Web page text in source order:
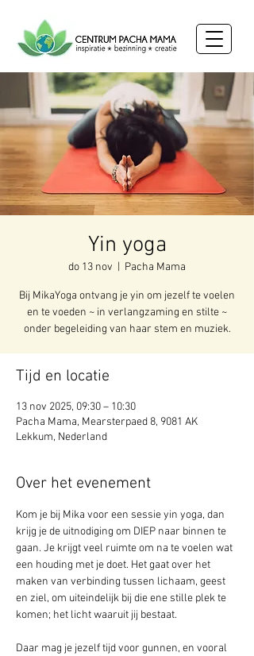
Yin yoga
do 13 nov Pacha Mama
Bij MikaYoga ontvang je yin om jezelf te voelen
en te voeden ~ in verlangzaming en stilte ~
onder begeleiding van haar stem en muziek.
Tijd en locatie
13 nov 2025, 09:30 – 10:30
Pacha Mama, Mearsterpaed 8, 9081 AK
Lekkum, Nederland
Over het evenement
Kom je bij Mika voor een sessie yin yoga, dan
krijg je de uitnodiging om DIEP naar binnen te
gaan. Je krijgt veel ruimte om na te voelen wat
een houding met je doet. Het gaat over het
maken van verbinding tussen lichaam, geest
en ziel, om uiteindelijk bij die ene stille plek te
komen; het licht waaruit jij bestaat.
Daar mag je jezelf tijd voor gunnen, en vooral